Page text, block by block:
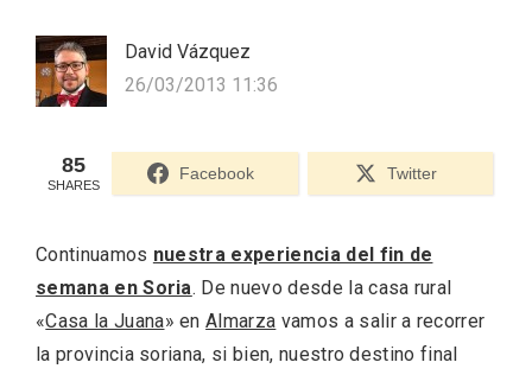
David Vázquez
26/03/2013 11:36
85
SHARES
Facebook Twitter
Continuamos nuestra experiencia del fin de
semana en Soria. De nuevo desde la casa rural
«Casa la Juana» enAlmarza vamos a salir a recorrer
la provincia soriana, si bien, nuestro destino final
Contraseña
Recuérdame
ACCEDER